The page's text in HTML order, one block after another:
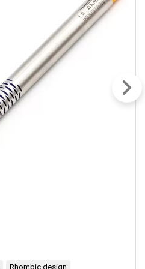
Rhombic design